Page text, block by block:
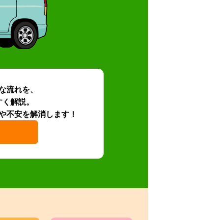
流れを、
解説。
不安を解消します！